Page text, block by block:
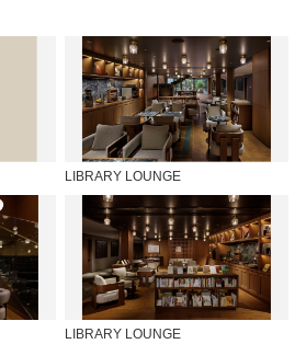
LIBRARY LOUNGE
LIBRARY LOUNGE